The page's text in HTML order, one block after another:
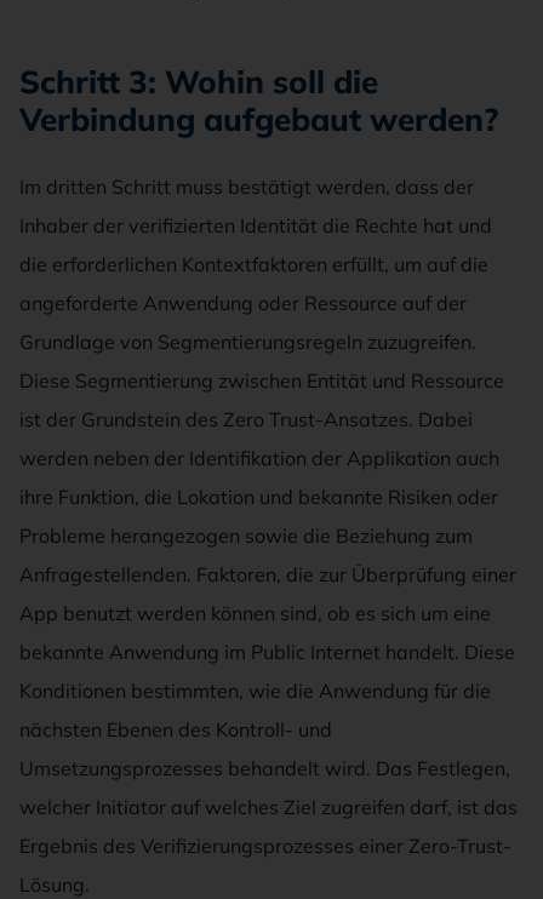
Schritt 3: Wohin soll die
Verbindung aufgebaut werden?
Im dritten Schritt muss bestätigt werden, dass der
Inhaber der verifizierten Identität die Rechte hat und
die erforderlichen Kontextfaktoren erfüllt, um auf die
angeforderte Anwendung oder Ressource auf der
Grundlage von Segmentierungsregeln zuzugreifen.
Diese Segmentierung zwischen Entität und Ressource
ist der Grundstein des Zero Trust-Ansatzes. Dabei
werden neben der Identifikation der Applikation auch
ihre Funktion, die Lokation und bekannte Risiken oder
Probleme herangezogen sowie die Beziehung zum
Anfragestellenden. Faktoren, die zur Überprüfung einer
App benutzt werden können sind, ob es sich um eine
bekannte Anwendung im Public Internet handelt. Diese
Konditionen bestimmten, wie die Anwendung für die
nächsten Ebenen des Kontroll- und
Umsetzungsprozesses behandelt wird. Das Festlegen,
welcher Initiator auf welches Ziel zugreifen darf, ist das
Ergebnis des Verifizierungsprozesses einer Zero-Trust-
Lösung.